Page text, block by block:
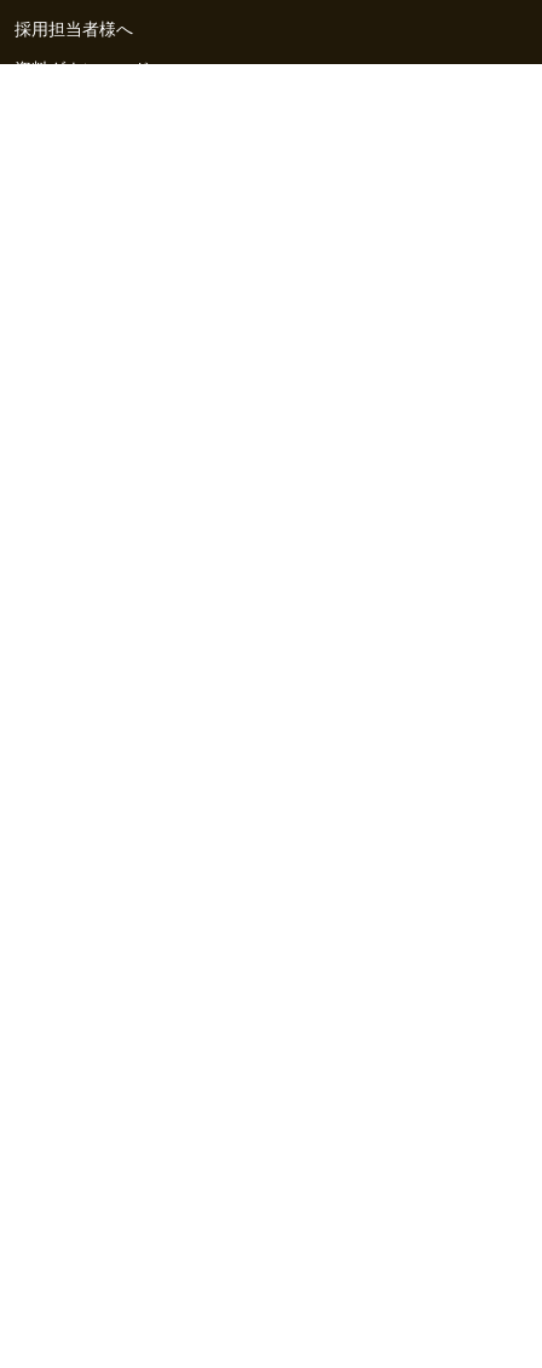
採用担当者様へ
資料ダウンロード